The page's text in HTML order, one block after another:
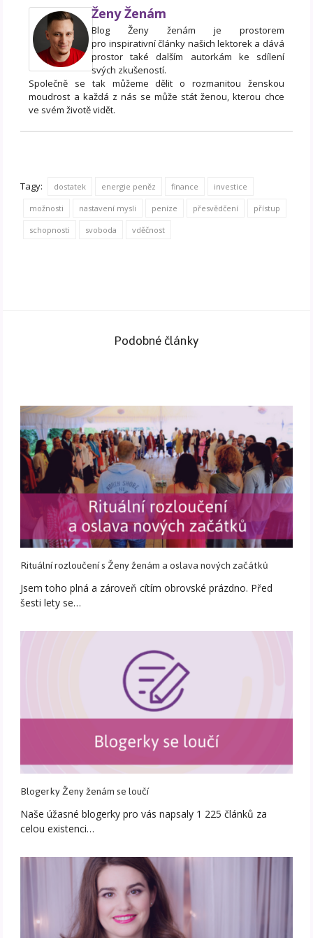
Ženy Ženám
Blog Ženy ženám je prostorem
pro inspirativní články našich lektorek a dává
prostor také dalším autorkám ke sdílení
svých zkušeností.
Společně se tak můžeme dělit o rozmanitou ženskou
moudrost a každá z nás se může stát ženou, kterou chce
ve svém životě vidět.
Tagy: dostatek energie peněz finance investice
možnosti nastavení mysli peníze přesvědčení přístup
schopnosti svoboda vděčnost
Podobné články
Rituální rozloučení s Ženy ženám a oslava nových začátků
Jsem toho plná a zároveň cítím obrovské prázdno. Před
šesti lety se…
Blogerky Ženy ženám se loučí
Naše úžasné blogerky pro vás napsaly 1 225 článků za
celou existenci…